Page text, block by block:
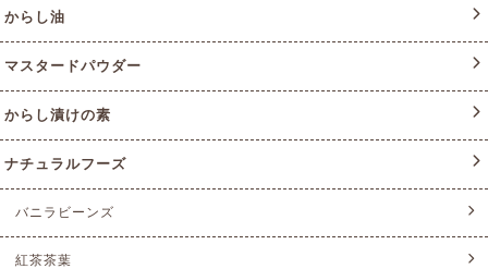
からし油
マスタードパウダー
からし漬けの素
ナチュラルフーズ
バニラビーンズ
紅茶茶葉